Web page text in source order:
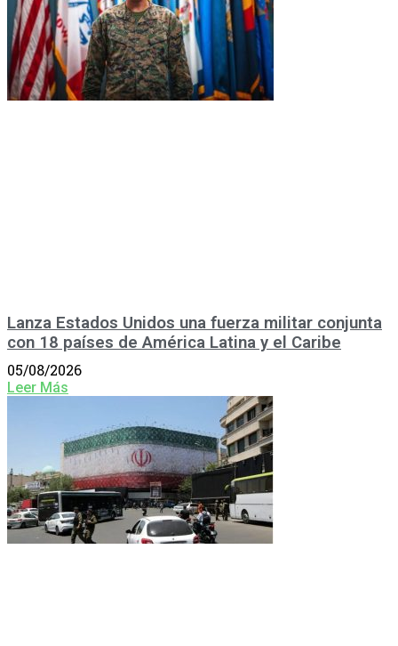
Lanza Estados Unidos una fuerza militar conjunta
con 18 países de América Latina y el Caribe
05/08/2026
Leer Más